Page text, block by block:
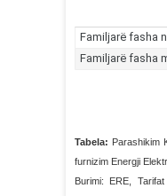
Tabela: Parashikim
furnizim Energji
Burimi: ERE,